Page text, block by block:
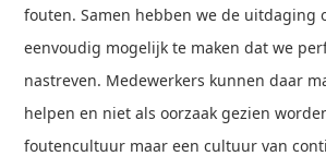
fouten. Samen hebben we de uitdaging
eenvoudig mogelijk te maken dat we
nastreven. Medewerkers kunnen daar
helpen en niet als oorzaak gezien
foutencultuur maar een cultuur van